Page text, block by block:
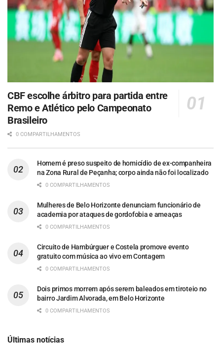
CBF escolhe árbitro para partida entre
Remo e Atlético pelo Campeonato
Brasileiro
0 COMPARTILHAMENTOS
Homem é preso suspeito de homicídio de ex-companheira
na Zona Rural de Peçanha; corpo ainda não foi localizado
0 COMPARTILHAMENTOS
Mulheres de Belo Horizonte denunciam funcionário de
academia por ataques de gordofobia e ameaças
0 COMPARTILHAMENTOS
Circuito de Hambúrguer e Costela promove evento
gratuito com música ao vivo em Contagem
0 COMPARTILHAMENTOS
Dois primos morrem após serem baleados em tiroteio no
bairro Jardim Alvorada, em Belo Horizonte
0 COMPARTILHAMENTOS
Últimas notícias